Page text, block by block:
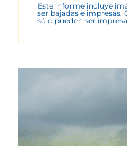
Este informe incluye
ser bajadas e impresas.
sólo pueden ser